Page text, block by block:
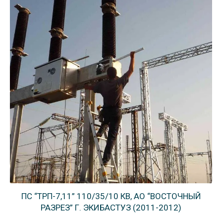
ПС “ТРП-7,11” 110/35/10 КВ, АО “ВОСТОЧНЫЙ
РАЗРЕЗ” Г. ЭКИБАСТУЗ (2011-2012)